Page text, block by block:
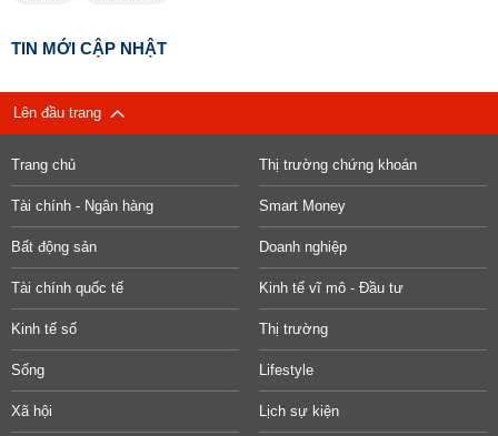
TIN MỚI CẬP NHẬT
Lên đầu trang
Trang chủ Thị trường chứng khoán
Tài chính - Ngân hàng Smart Money
Bất động sản Doanh nghiệp
Tài chính quốc tế Kinh tế vĩ mô - Đầu tư
Kinh tế số Thị trường
Sống Lifestyle
Xã hội Lịch sự kiện